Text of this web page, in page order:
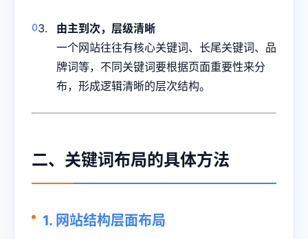
由主到次，层级清晰
一个网站往往有核心关键词、长尾关键词、品
牌词等，不同关键词要根据页面重要性来分
布，形成逻辑清晰的层次结构。
二、关键词布局的具体方法
1. 网站结构层面布局